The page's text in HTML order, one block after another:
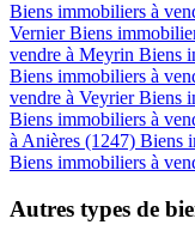
Biens immobiliers à
VernierBiens
vendre à Meyrin Biens
Biens immobiliers à
vendre à VeyrierBiens
Biens immobiliers à
à Anières (1247) Biens
Biens immobiliers à
Autres types de